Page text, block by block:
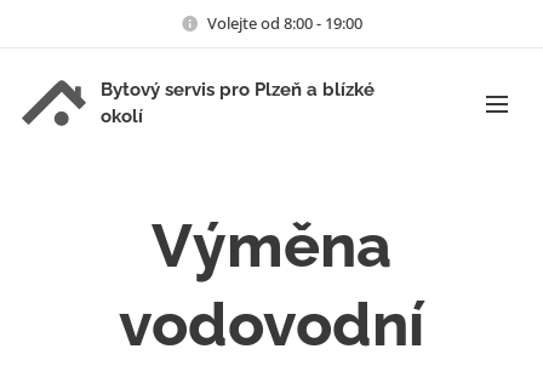
Volejte od 8:00 - 19:00
Bytový servis pro Plzeň a blízké
okolí
Výměna
vodovodní